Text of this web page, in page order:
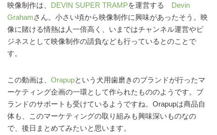
映像制作は、 DEVIN SUPER TRAMPを運営する Devin
Grahamさん。小さい頃から映像制作に興味があったそう。映
像に賭ける情熱は人一倍高く、いまではチャンネル運営やビ
ジネスとして映像制作の請負なども行っているとのことで
す。
この動画は、 Orapupという犬用歯磨きのブランドが行ったマ
ーケティング企画の一環として作られたもののようです。ブ
ランドのサポートも受けているようですね。Orapupは商品自
体も、このマーケティングの取り組みも興味深いものなの
で、後日まとめてみたいと思います。